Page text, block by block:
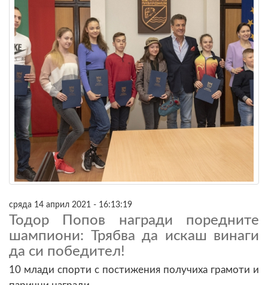
сряда 14 април 2021 - 16:13:19
Тодор Попов награди поредните
шампиони: Трябва да искаш винаги
да си победител!
10 млади спорти с постижения получиха грамоти и